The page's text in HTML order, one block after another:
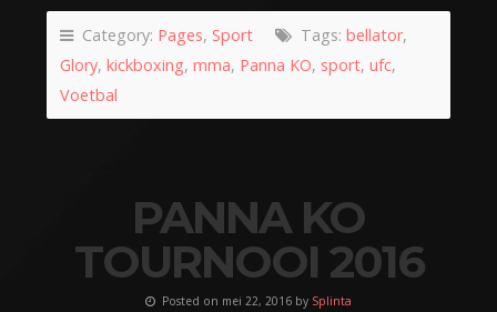
Category: Pages, Sport Tags: bellator,
Glory, kickboxing, mma, Panna KO, sport, ufc,
Voetbal
PANNA KO
TOURNOOI 2016
Posted on mei 22, 2016 by Splinta